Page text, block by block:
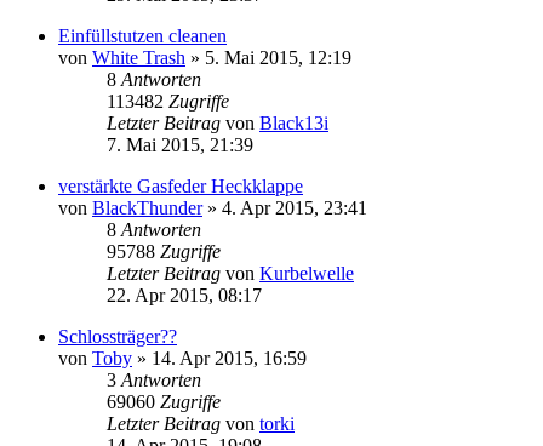
Einfüllstutzen cleanen
von White Trash » 5. Mai 2015, 12:19
8 Antworten
113482 Zugriffe
Letzter Beitrag von Black13i
7. Mai 2015, 21:39
verstärkte Gasfeder Heckklappe
von BlackThunder» 4. Apr 2015, 23:41
8 Antworten
95788 Zugriffe
Letzter Beitrag von Kurbelwelle
22. Apr 2015, 08:17
Schlossträger??
von Toby » 14. Apr 2015, 16:59
3 Antworten
69060 Zugriffe
Letzter Beitrag von torki